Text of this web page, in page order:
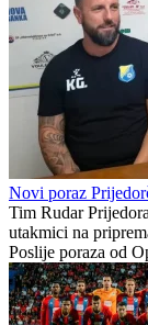
Borac istupa iz
Bivši olimpijac
nesreće u Italiji
Gavro Vujanović
0 0